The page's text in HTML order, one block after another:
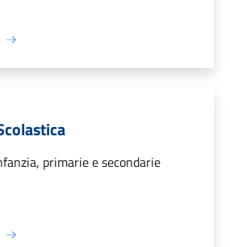
primarie e secondarie